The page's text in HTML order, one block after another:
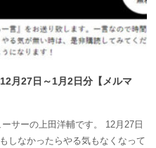
月27日～1月2日分【メルマ
サーの上田洋輔です。 12月27日
しなかったらやる気もなくなって